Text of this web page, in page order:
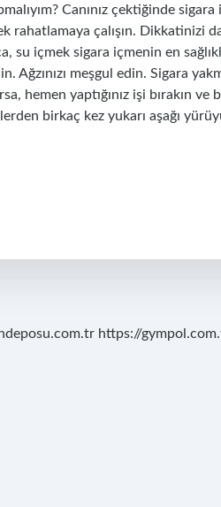
Canınız çektiğinde
rahatlamaya çalışın. Dikkatinizi
su içmek sigara içmenin en
Ağzınızı meşgul edin. Sigara
hemen yaptığınız işi bırakın
birkaç kez yukarı aşağı
https://